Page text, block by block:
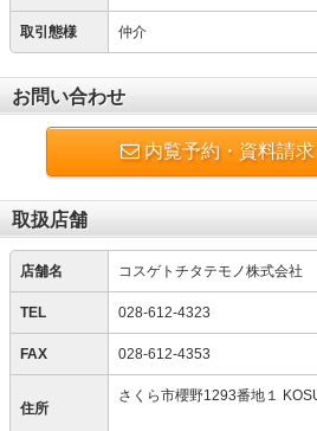
取引態様 仲介
お問い合わせ
内覧予約・資料請
取扱店舗
店舗名 コスゲトチタテモノ株式会社
TEL 028-612-4323
FAX 028-612-4353
住所
さくら市櫻野1293番地１